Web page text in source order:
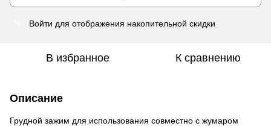
Войти для отображения накопительной скидки
В избранное К сравнению
Описание
Грудной зажим для использования совместно с жумаром